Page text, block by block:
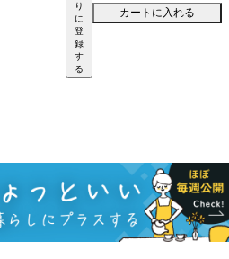
り
に
登
録
す
る
カートに入れる